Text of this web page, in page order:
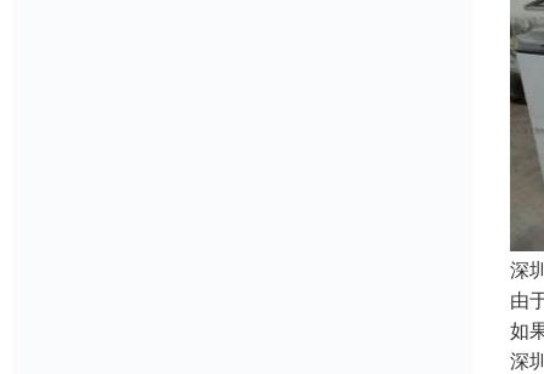
深
由
如
深